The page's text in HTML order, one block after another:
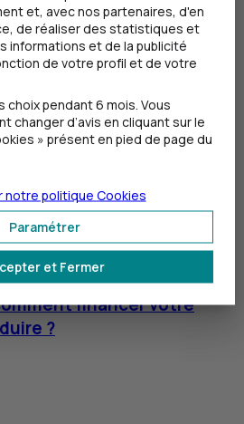
séparation ou à un divorce ?
que devient ce crédit.
des voitures : nos
fléau que connaissent de
: l’invasion de rongeurs
! De la panne à l’accident,
peuvent être lourdes.
financer votre
?
et, avec nos partenaires, d'en
de réaliser des statistiques et
informations et de la publicité
de votre profil et de votre
choix pendant 6 mois. Vous
changer d’avis en cliquant sur le
» présent en pied de page du
et Fermer
Paramétrer
notre politique Cookies